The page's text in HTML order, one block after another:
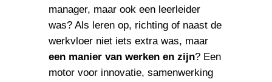
manager, maar ook een leerleider
was? Als leren op, richting of naast de
werkvloer niet iets extra was, maar
een manier van werken en zijn? Een
motor voor innovatie, samenwerking